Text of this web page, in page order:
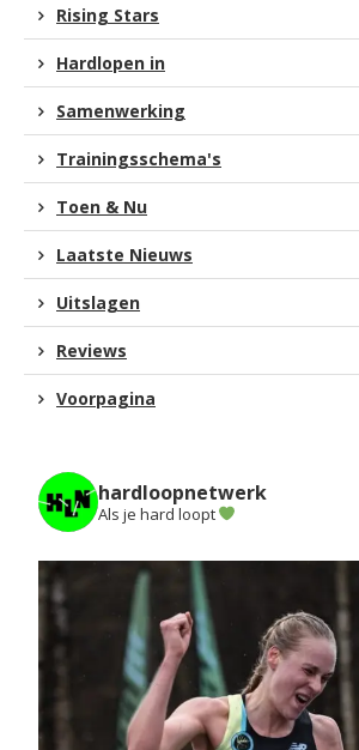
Rising Stars
Hardlopen in
Samenwerking
Trainingsschema's
Toen & Nu
Laatste Nieuws
Uitslagen
Reviews
Voorpagina
hardloopnetwerk
Als je hard loopt